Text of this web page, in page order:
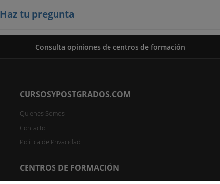
Haz tu pregunta
Consulta opiniones de centros de formación
CURSOSYPOSTGRADOS.COM
Quienes Somos
Contacto
Política de Privacidad
CENTROS DE FORMACIÓN